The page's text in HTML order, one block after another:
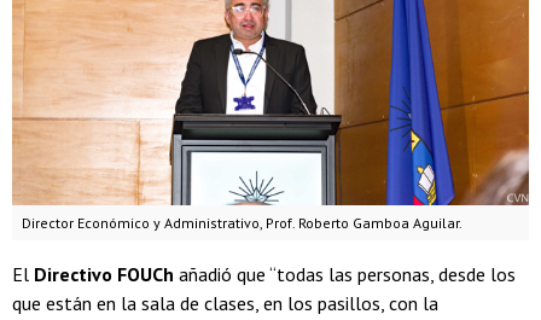
Director Económico y Administrativo, Prof. Roberto Gamboa Aguilar.
El Directivo FOUCh añadió que “todas las personas, desde los
que están en la sala de clases, en los pasillos, con la